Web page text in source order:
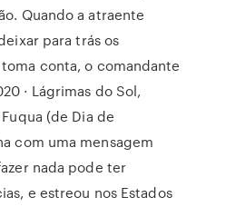
Quando a atraente
para trás os
conta, o comandante
· Lágrimas do Sol,
(de Dia de
com uma mensagem
nada pode ter
e estreou nos Estados